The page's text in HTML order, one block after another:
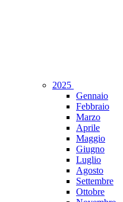
2025
Gennaio
Febbraio
Marzo
Aprile
Maggio
Giugno
Luglio
Agosto
Settembre
Ottobre